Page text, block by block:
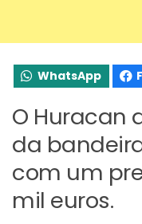
WhatsApp
O Huracan
da
com um
mil euros.